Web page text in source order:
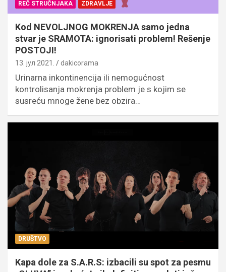
REČ STRUČNJAKA ZDRAVLJE
Kod NEVOLJNOG MOKRENJA samo jedna
stvar je SRAMOTA: ignorisati problem! Rešenje
POSTOJI!
13. јул 2021. dakicorama
Urinarna inkontinencija ili nemogućnost
kontrolisanja mokrenja problem je s kojim se
susreću mnoge žene bez obzira…
DRUŠTVO
Kapa dole za S.A.R.S: izbacili su spot za pesmu